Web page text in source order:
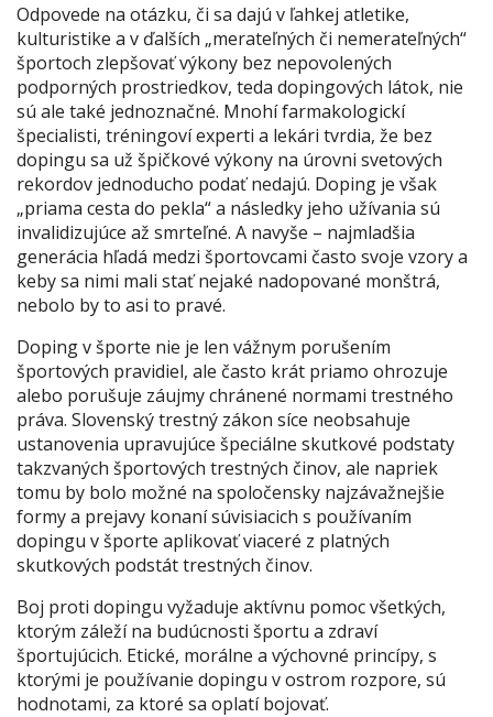
Odpovede na otázku, či sa dajú v ľahkej atletike,
kulturistike a v ďalších „merateľných či nemerateľných“
športoch zlepšovať výkony bez nepovolených
podporných prostriedkov, teda dopingových látok, nie
sú ale také jednoznačné. Mnohí farmakologickí
špecialisti, tréningoví experti a lekári tvrdia, že bez
dopingu sa už špičkové výkony na úrovni svetových
rekordov jednoducho podať nedajú. Doping je však
„priama cesta do pekla“ a následky jeho užívania sú
invalidizujúce až smrteľné. A navyše – najmladšia
generácia hľadá medzi športovcami často svoje vzory a
keby sa nimi mali stať nejaké nadopované monštrá,
nebolo by to asi to pravé.
Doping v športe nie je len vážnym porušením
športových pravidiel, ale často krát priamo ohrozuje
alebo porušuje záujmy chránené normami trestného
práva. Slovenský trestný zákon síce neobsahuje
ustanovenia upravujúce špeciálne skutkové podstaty
takzvaných športových trestných činov, ale napriek
tomu by bolo možné na spoločensky najzávažnejšie
formy a prejavy konaní súvisiacich s používaním
dopingu v športe aplikovať viaceré z platných
skutkových podstát trestných činov.
Boj proti dopingu vyžaduje aktívnu pomoc všetkých,
ktorým záleží na budúcnosti športu a zdraví
športujúcich. Etické, morálne a výchovné princípy, s
ktorými je používanie dopingu v ostrom rozpore, sú
hodnotami, za ktoré sa oplatí bojovať.